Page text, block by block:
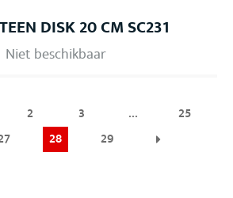
DISK 20 CM SC231
Niet beschikbaar
2 3 …
25
28 29